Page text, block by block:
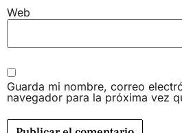
Web
Guarda mi nombre, correo
navegador para la próxima vez